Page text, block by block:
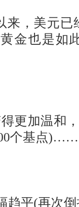
来，美元
金也是如
更加温和
个基点)……
趋平(再次